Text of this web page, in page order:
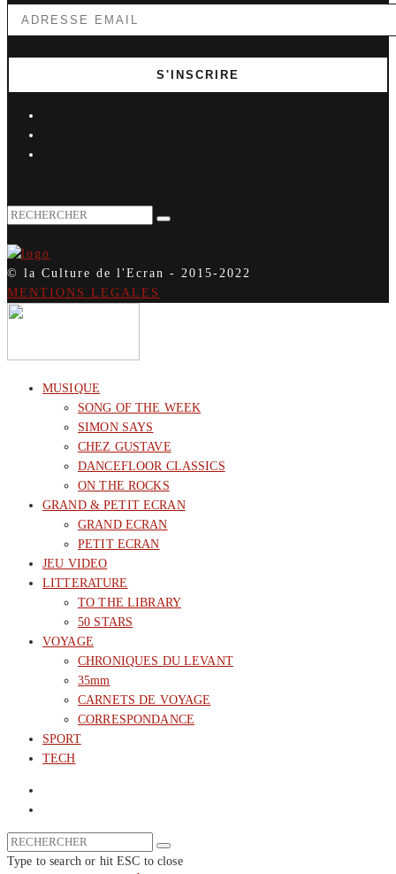
© la Culture de l'Ecran - 2015-2022
MENTIONS LEGALES
MUSIQUE
SONG OF THE WEEK
SIMON SAYS
CHEZ GUSTAVE
DANCEFLOOR CLASSICS
ON THE ROCKS
GRAND & PETIT ECRAN
GRAND ECRAN
PETIT ECRAN
JEU VIDEO
LITTERATURE
TO THE LIBRARY
50 STARS
VOYAGE
CHRONIQUES DU LEVANT
35mm
CARNETS DE VOYAGE
CORRESPONDANCE
SPORT
TECH
Type to search or hit ESC to close